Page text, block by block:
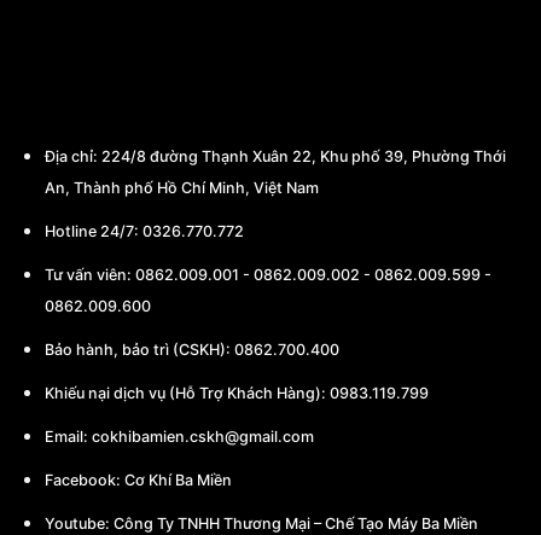
Địa chỉ: 224/8 đường Thạnh Xuân 22, Khu phố 39, Phường Thới
An, Thành phố Hồ Chí Minh, Việt Nam
Hotline 24/7: 0326.770.772
Tư vấn viên: 0862.009.001 - 0862.009.002 - 0862.009.599 -
0862.009.600
Bảo hành, bảo trì (CSKH): 0862.700.400
Khiếu nại dịch vụ (Hỗ Trợ Khách Hàng): 0983.119.799
Email: cokhibamien.cskh@gmail.com
Facebook: Cơ Khí Ba Miền
Youtube: Công Ty TNHH Thương Mại – Chế Tạo Máy Ba Miền